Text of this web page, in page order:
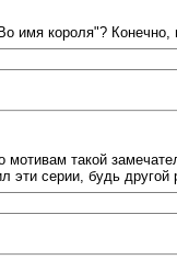
имя короля"?
мотивам такой
эти серии, будь